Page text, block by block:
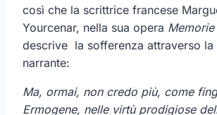
così che la scrittrice francese
Yourcenar, nella sua opera
descrive la sofferenza attraverso la
narrante:
Ma, ormai, non credo più, come
Ermogene, nelle virtù prodigiose